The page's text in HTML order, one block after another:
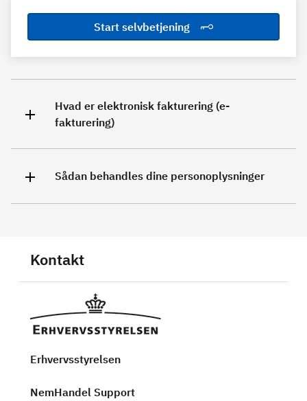
Start selvbetjening
Hvad er elektronisk fakturering (e-
fakturering)
Sådan behandles dine personoplysninger
Kontakt
Erhvervsstyrelsen
NemHandel Support